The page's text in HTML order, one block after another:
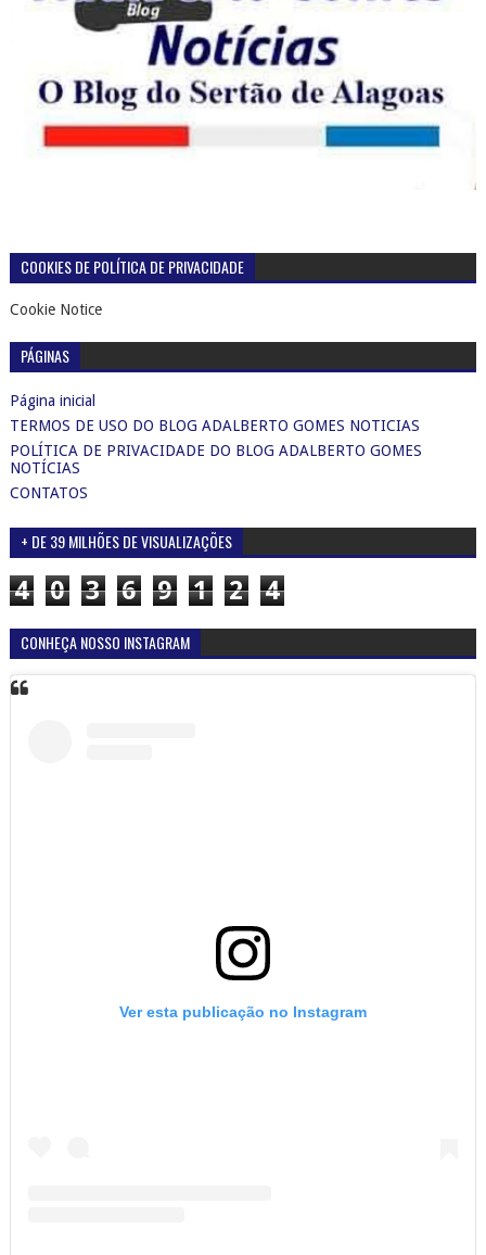
COOKIES DE POLÍTICA DE PRIVACIDADE
Cookie Notice
PÁGINAS
Página inicial
TERMOS DE USO DO BLOG ADALBERTO GOMES NOTICIAS
POLÍTICA DE PRIVACIDADE DO BLOG ADALBERTO GOMES
NOTÍCIAS
CONTATOS
+ DE 39 MILHÕES DE VISUALIZAÇÕES
4 0 3 6 9 1 2 4
CONHEÇA NOSSO INSTAGRAM
Ver esta publicação no Instagram